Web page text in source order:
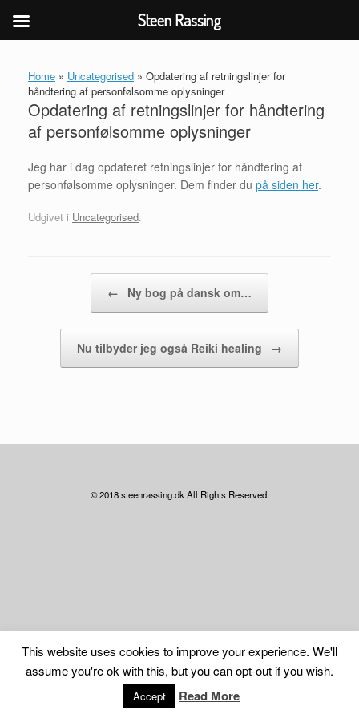
indholdHome » Uncategorised » Opdatering af retningslinjer for
håndtering af personfølsomme oplysninger
Opdatering af retningslinjer for håndtering
af personfølsomme oplysninger
Jeg har i dag opdateret retningslinjer for håndtering af
personfølsomme oplysninger. Dem finder du på siden her.
Udgivet i Uncategorised.
← Ny bog på dansk om…
Nu tilbyder jeg også Reiki healing →
© 2018 steenrassing.dk All Rights Reserved.
This website uses cookies to improve your experience. We'll
assume you're ok with this, but you can opt-out if you wish.
Accept Read More
Steen Rassing